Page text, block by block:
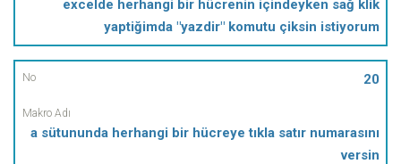
excelde herhangi bir hücrenin içindeyken sağ klik
yaptiğimda "yazdir" komutu çiksin istiyorum
20
a sütununda herhangi bir hücreye tıkla satır numarasını
versin